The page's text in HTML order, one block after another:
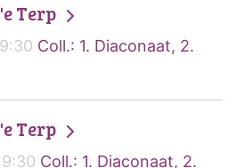
Terp
Coll.: 1. Diaconaat, 2.
Terp
Coll.: 1. Diaconaat, 2.